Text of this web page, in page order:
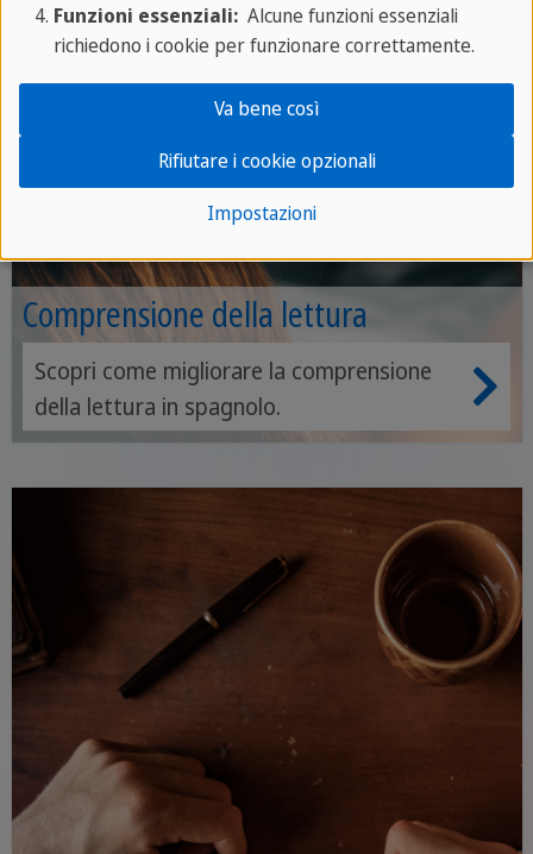
Comprensione della lettura
Scopri come migliorare la comprensione
della lettura in spagnolo.
Funzioni essenziali:Alcune funzioni essenziali
richiedono i cookie per funzionare correttamente.
Impostazioni
Rifiutare i cookie opzionali
Va bene così